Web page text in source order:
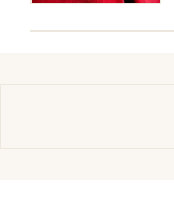
Sports